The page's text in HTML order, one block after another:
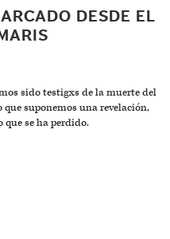
DESDE EL
sido testigxs de la muerte del
suponemos una revelación,
que se ha perdido.